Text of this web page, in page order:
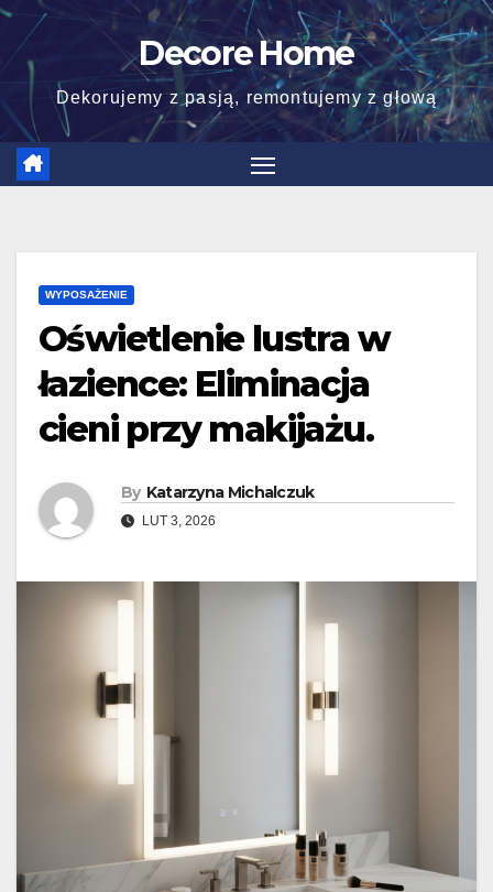
Skip
content
Decore Home
Dekorujemy z pasją, remontujemy z głową
WYPOSAŻENIE
Oświetlenie lustra w
łazience: Eliminacja
cieni przy makijażu.
By Katarzyna Michalczuk
LUT 3, 2026